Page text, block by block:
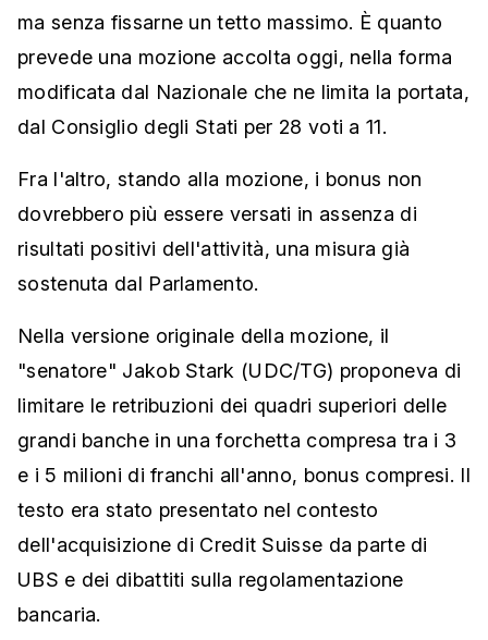
ma senza fissarne un tetto massimo. È quanto
prevede una mozione accolta oggi, nella forma
modificata dal Nazionale che ne limita la portata,
dal Consiglio degli Stati per 28 voti a 11.
Fra l'altro, stando alla mozione, i bonus non
dovrebbero più essere versati in assenza di
risultati positivi dell'attività, una misura già
sostenuta dal Parlamento.
Nella versione originale della mozione, il
"senatore" Jakob Stark (UDC/TG) proponeva di
limitare le retribuzioni dei quadri superiori delle
grandi banche in una forchetta compresa tra i 3
e i 5 milioni di franchi all'anno, bonus compresi. Il
testo era stato presentato nel contesto
dell'acquisizione di Credit Suisse da parte di
UBS e dei dibattiti sulla regolamentazione
bancaria.